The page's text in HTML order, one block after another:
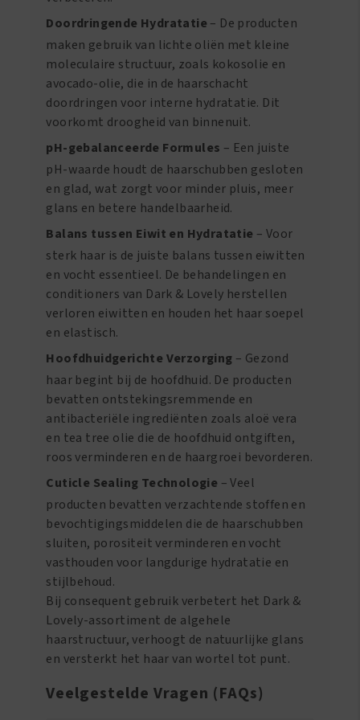
Doordringende Hydratatie – De producten
maken gebruik van lichte oliën met kleine
moleculaire structuur, zoals kokosolie en
avocado-olie, die in de haarschacht
doordringen voor interne hydratatie. Dit
voorkomt droogheid van binnenuit.
pH-gebalanceerde Formules – Een juiste
pH-waarde houdt de haarschubben gesloten
en glad, wat zorgt voor minder pluis, meer
glans en betere handelbaarheid.
Balans tussen Eiwit en Hydratatie – Voor
sterk haar is de juiste balans tussen eiwitten
en vocht essentieel. De behandelingen en
conditioners van Dark & Lovely herstellen
verloren eiwitten en houden het haar soepel
en elastisch.
Hoofdhuidgerichte Verzorging – Gezond
haar begint bij de hoofdhuid. De producten
bevatten ontstekingsremmende en
antibacteriële ingrediënten zoals aloë vera
en tea tree olie die de hoofdhuid ontgiften,
roos verminderen en de haargroei bevorderen.
Cuticle Sealing Technologie – Veel
producten bevatten verzachtende stoffen en
bevochtigingsmiddelen die de haarschubben
sluiten, porositeit verminderen en vocht
vasthouden voor langdurige hydratatie en
stijlbehoud.
Bij consequent gebruik verbetert het Dark &
Lovely-assortiment de algehele
haarstructuur, verhoogt de natuurlijke glans
en versterkt het haar van wortel tot punt.
Veelgestelde Vragen (FAQs)